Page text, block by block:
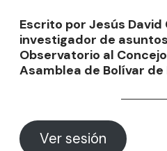
Escrito por Jesús David
investigador de
Observatorio al
Asamblea de Bolívar de
Ver sesión